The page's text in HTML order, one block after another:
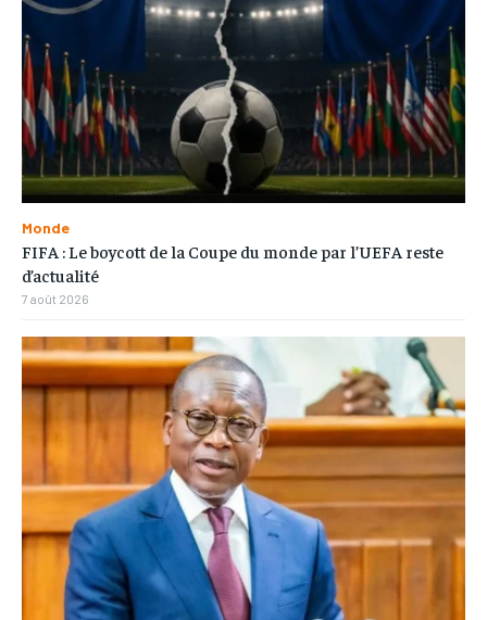
Monde
FIFA : Le boycott de la Coupe du monde par l’UEFA reste
d’actualité
7 août 2026